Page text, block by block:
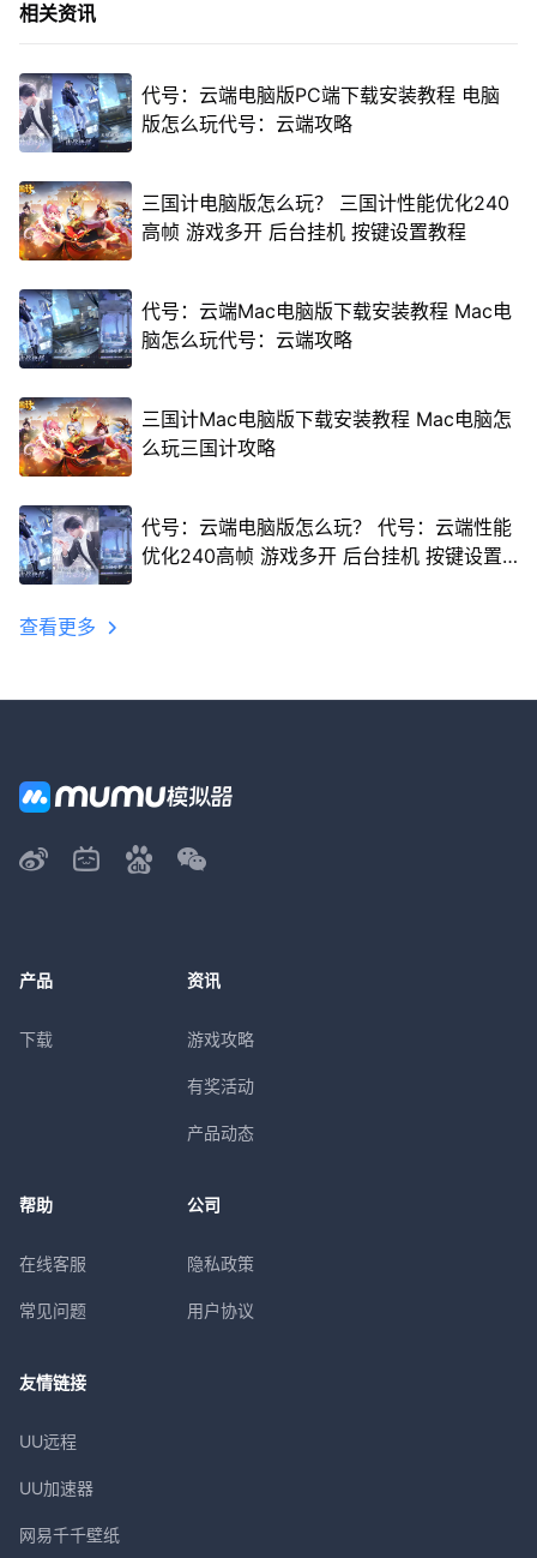
相关资讯
代号：云端电脑版PC端下载安装教程 电脑
版怎么玩代号：云端攻略
三国计电脑版怎么玩？ 三国计性能优化240
高帧 游戏多开 后台挂机 按键设置教程
代号：云端Mac电脑版下载安装教程 Mac电
脑怎么玩代号：云端攻略
三国计Mac电脑版下载安装教程 Mac电脑怎
么玩三国计攻略
代号：云端电脑版怎么玩？ 代号：云端性能
优化240高帧 游戏多开 后台挂机 按键设置
查看更多
产品
下载
资讯
游戏攻略
有奖活动
产品动态
帮助
在线客服
常见问题
公司
隐私政策
用户协议
友情链接
UU远程
UU加速器
网易千千壁纸